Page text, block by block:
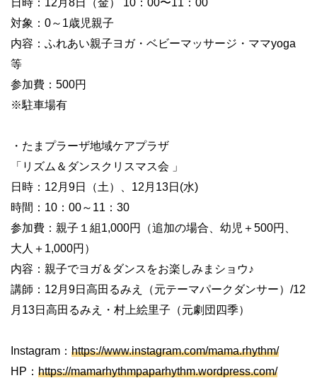
対象：0～1歳児親子
内容：ふれあい親子ヨガ・ベビーマッサージ・ママyoga
等
参加費：500円
※駐車場有
・たまプラーザ地域ケアプラザ
「リズム＆ダンスクリスマス会 」
日時：12月9日（土）、12月13日(水)
時間：10：00～11：30
参加費：親子１組1,000円（追加の場合、幼児＋500円、
大人＋1,000円）
内容：親子でヨガ＆ダンスをお楽しみまショウ♪
講師：12月9日高田るみえ（元テーマパークダンサー）/12
月13日高田るみえ・村上絵里子（元劇団四季）
Instagram： https://www.instagram.com/mama.rhythm/
HP： https://mamarhythmpaparhythm.wordpress.com/